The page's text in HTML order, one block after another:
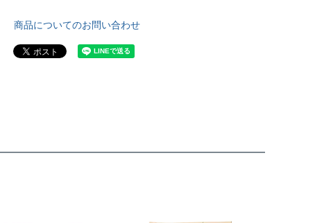
商品についてのお問い合わせ